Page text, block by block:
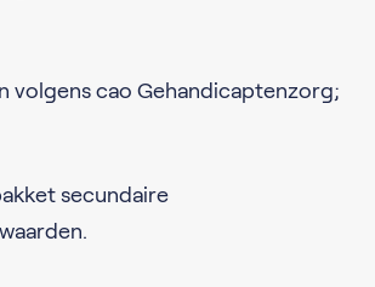
volgens cao Gehandicaptenzorg;
secundaire